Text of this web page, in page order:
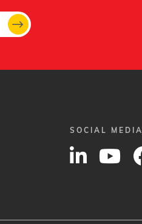
SOCIAL MEDIA